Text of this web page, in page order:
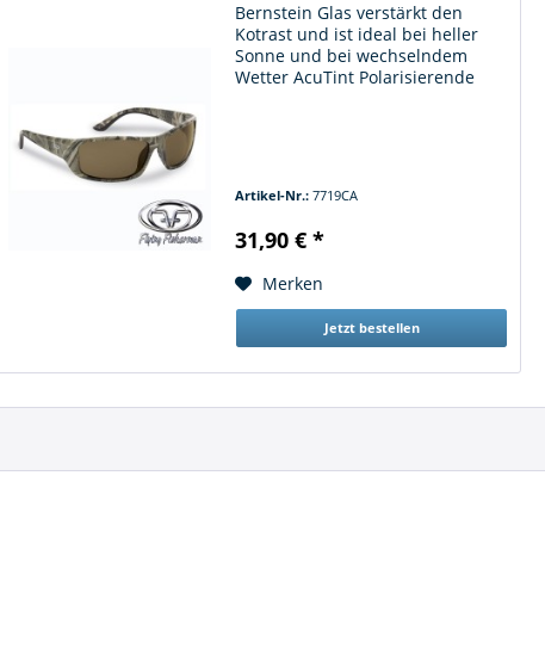
Bernstein Glas verstärkt den
Kotrast und ist ideal bei heller
Sonne und bei wechselndem
Wetter AcuTint Polarisierende
Artikel-Nr.: 7719CA
31,90 € *
Merken
Jetzt bestellen